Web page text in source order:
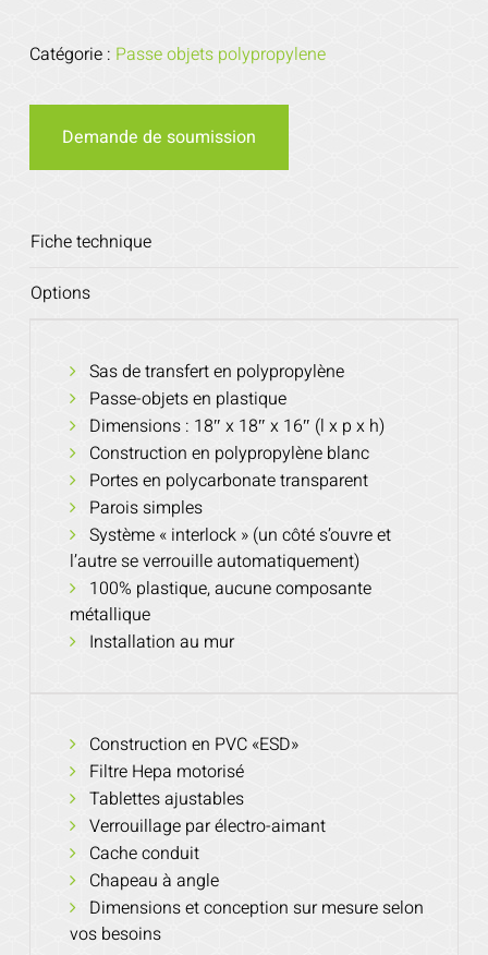
Catégorie : Passe objets polypropylene
Demande de soumission
Fiche technique
Options
Sas de transfert en polypropylène
Passe-objets en plastique
Dimensions : 18″ x 18″ x 16″ (l x p x h)
Construction en polypropylène blanc
Portes en polycarbonate transparent
Parois simples
Système « interlock » (un côté s’ouvre et
l’autre se verrouille automatiquement)
100% plastique, aucune composante
métallique
Installation au mur
Construction en PVC «ESD»
Filtre Hepa motorisé
Tablettes ajustables
Verrouillage par électro-aimant
Cache conduit
Chapeau à angle
Dimensions et conception sur mesure selon
vos besoins